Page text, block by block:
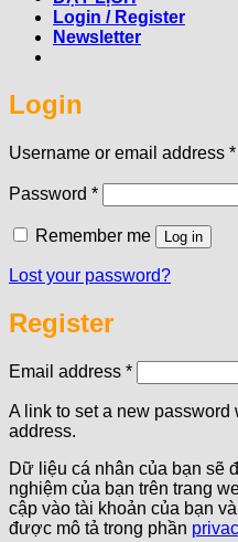
Login / Register
Newsletter
Login
Username or email address *
Password *Required
Remember me Log in
Lost your password?
Register
Email address *Required
A link to set a new
address.
Dữ liệu cá nhân của bạn sẽ
nghiệm của bạn trên trang
cập vào tài khoản của bạn
được mô tả trong phần